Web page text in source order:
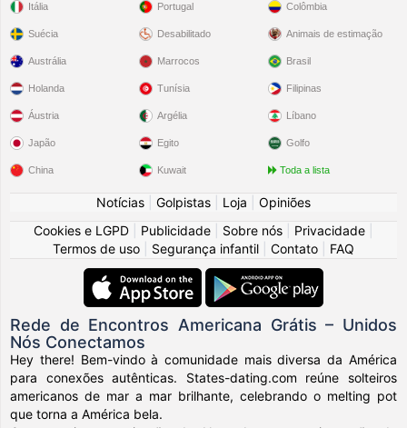
Itália
Suécia
Portugal
Desabilitado
Colômbia
Animais de estimação
Austrália
Holanda
Áustria
Japão
China
Marrocos
Tunísia
Argélia
Egito
Kuwait
Brasil
Filipinas
Líbano
Golfo
Toda a lista
Notícias Golpistas Loja
Opiniões
Cookies e LGPD
Publicidade Sobre nós Privacidade
Termos de uso
Segurança infantil Contato FAQ
Rede de Encontros Americana Grátis – Unidos
Nós Conectamos
Hey there! Bem-vindo à comunidade mais diversa da América
para conexões autênticas. States-dating.com reúne solteiros
americanos de mar a mar brilhante, celebrando o melting pot
que torna a América bela.